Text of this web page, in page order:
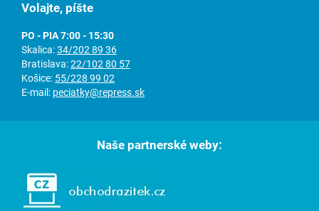
Volajte, píšte
PO - PIA 7:00 - 15:30
Skalica:34/202 89 36
Bratislava:22/102 80 57
Košice: 55/228 99 02
E-mail: peciatky@repress.sk
Naše partnerské weby: